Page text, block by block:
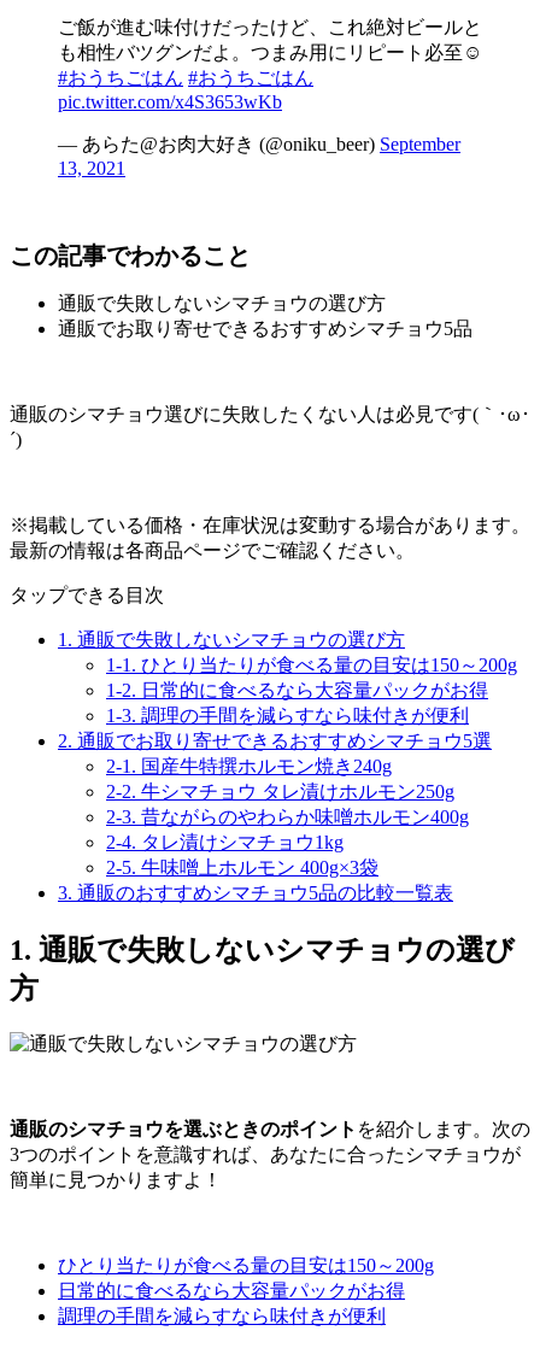
ご飯が進む味付けだったけど、これ絶対ビールと
も相性バツグンだよ。つまみ用にリピート必至☺️
#おうちごはん #おうちごはん
pic.twitter.com/x4S3653wKb
— あらた@お肉大好き (@oniku_beer) September
13, 2021
この記事でわかること
通販で失敗しないシマチョウの選び方
通販でお取り寄せできるおすすめシマチョウ5品
通販のシマチョウ選びに失敗したくない人は必見です(｀･ω･
´)ゞ
※掲載している価格・在庫状況は変動する場合があります。
最新の情報は各商品ページでご確認ください。
タップできる目次
1. 通販で失敗しないシマチョウの選び方
1-1. ひとり当たりが食べる量の目安は150～200g
1-2. 日常的に食べるなら大容量パックがお得
1-3. 調理の手間を減らすなら味付きが便利
2. 通販でお取り寄せできるおすすめシマチョウ5選
2-1. 国産牛特撰ホルモン焼き240g
2-2. 牛シマチョウ タレ漬けホルモン250g
2-3. 昔ながらのやわらか味噌ホルモン400g
2-4. タレ漬けシマチョウ1kg
2-5. 牛味噌上ホルモン 400g×3袋
3. 通販のおすすめシマチョウ5品の比較一覧表
1. 通販で失敗しないシマチョウの選び
方
通販のシマチョウを選ぶときのポイント を紹介します。次の
3つのポイントを意識すれば、あなたに合ったシマチョウが
簡単に見つかりますよ！
ひとり当たりが食べる量の目安は150～200g
日常的に食べるなら大容量パックがお得
調理の手間を減らすなら味付きが便利